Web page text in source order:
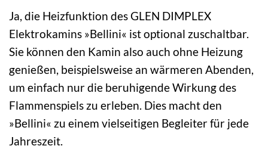
Ja, die Heizfunktion des GLEN DIMPLEX
Elektrokamins »Bellini« ist optional zuschaltbar.
Sie können den Kamin also auch ohne Heizung
genießen, beispielsweise an wärmeren Abenden,
um einfach nur die beruhigende Wirkung des
Flammenspiels zu erleben. Dies macht den
»Bellini« zu einem vielseitigen Begleiter für jede
Jahreszeit.